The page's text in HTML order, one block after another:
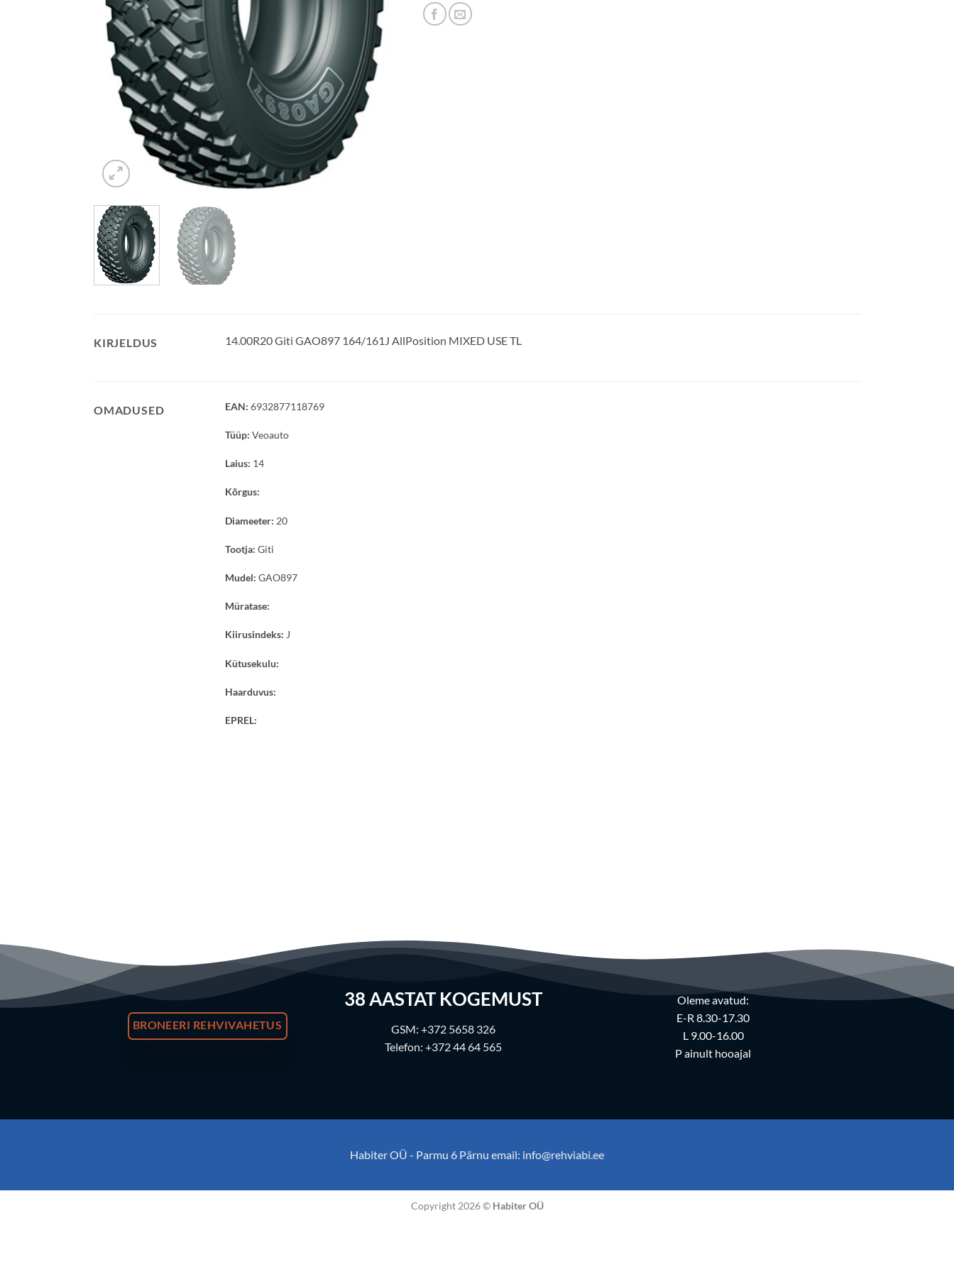
KIRJELDUS 14.00R20 Giti GAO897 164/161J AllPosition MIXED USE TL
OMADUSED EAN: 6932877118769
Tüüp: Veoauto
Laius: 14
Kõrgus:
Diameeter: 20
Tootja: Giti
Mudel: GAO897
Müratase:
Kiirusindeks: J
Kütusekulu:
Haarduvus:
EPREL:
BRONEERI REHVIVAHETUS
38 AASTAT KOGEMUST
GSM: +372 5658 326
Telefon: +372 44 64 565
Oleme avatud:
E-R 8.30-17.30
L 9.00-16.00
P ainult hooajal
Habiter OÜ - Parmu 6 Pärnu email: info@rehviabi.ee
Copyright 2026 © Habiter OÜ